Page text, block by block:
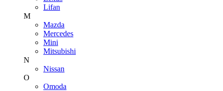
Lifan
M
Mazda
Mercedes
Mini
Mitsubishi
N
Nissan
O
Omoda